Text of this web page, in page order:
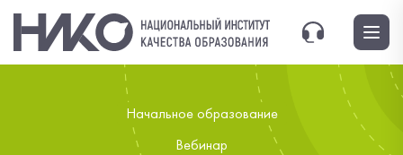
Начальное образование
Вебинар